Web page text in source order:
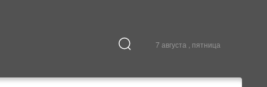
7 августа , пятница